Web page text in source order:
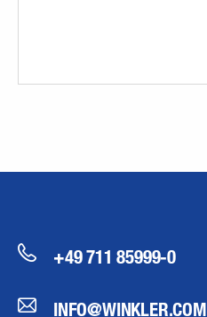
+49 711 85999-0
INFO@WINKLER.COM